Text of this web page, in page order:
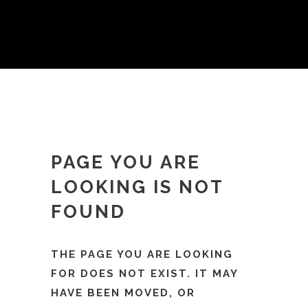
PAGE YOU ARE
LOOKING IS NOT
FOUND
THE PAGE YOU ARE LOOKING
FOR DOES NOT EXIST. IT MAY
HAVE BEEN MOVED, OR